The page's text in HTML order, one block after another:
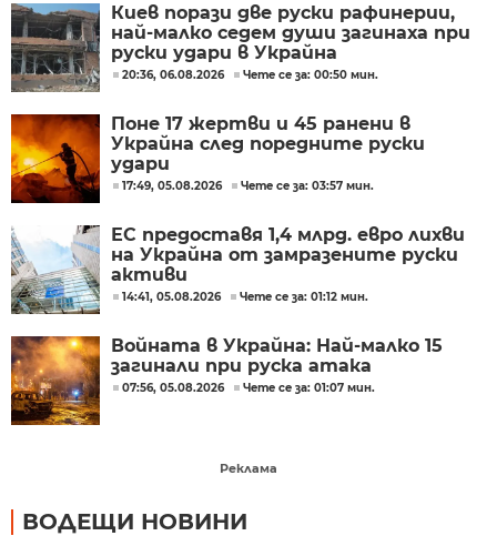
Киев порази две руски рафинерии,
най-малко седем души загинаха при
руски удари в Украйна
20:36, 06.08.2026 Чете се за: 00:50 мин.
Поне 17 жертви и 45 ранени в
Украйна след поредните руски
удари
17:49, 05.08.2026 Чете се за: 03:57 мин.
ЕС предоставя 1,4 млрд. евро лихви
на Украйна от замразените руски
активи
14:41, 05.08.2026 Чете се за: 01:12 мин.
Войната в Украйна: Най-малко 15
загинали при руска атака
07:56, 05.08.2026 Чете се за: 01:07 мин.
Реклама
ВОДЕЩИ НОВИНИ